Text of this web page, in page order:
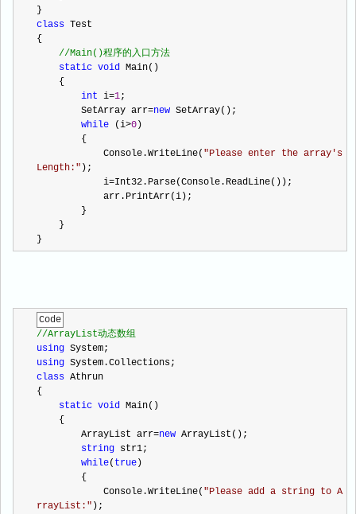
}
class Test
{
//Main()程序的入口方法
static void Main()
    {
int i=1;
        SetArray arr
=new SetArray();
while (i>0 )
        {
            Console.WriteLine(
"Please enter the array's
Length: " );
            i
=Int32.Parse(Console.ReadLine());
            arr.PrintArr(i);
        }
    }
}
Code
//ArrayList动态数组
using System;
using System.Collections;
class Athrun
{
static void Main()
    {
        ArrayList arr
=new ArrayList();
string str1;
while( true )
        {
            Console.WriteLine(
"Please add a string to A
rrayList: " );